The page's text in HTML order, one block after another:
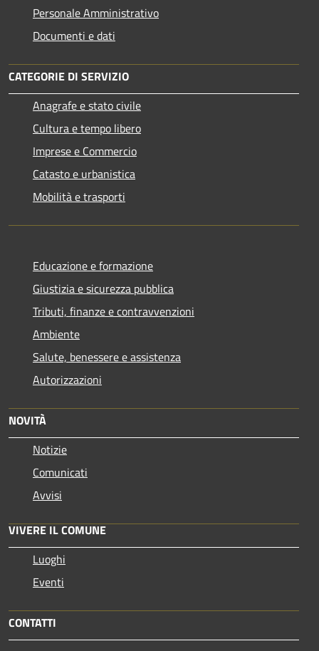
Personale Amministrativo
Documenti e dati
CATEGORIE DI SERVIZIO
Anagrafe e stato civile
Cultura e tempo libero
Imprese e Commercio
Catasto e urbanistica
Mobilità e trasporti
Educazione e formazione
Giustizia e sicurezza pubblica
Tributi, finanze e contravvenzioni
Ambiente
Salute, benessere e assistenza
Autorizzazioni
NOVITÀ
Notizie
Comunicati
Avvisi
VIVERE IL COMUNE
Luoghi
Eventi
CONTATTI